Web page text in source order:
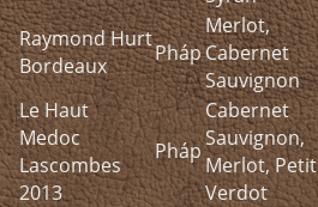
Raymond Hurt
Bordeaux
Pháp
Merlot,
Cabernet
Sauvignon
Le Haut
Medoc
Lascombes
2013
Pháp
Cabernet
Sauvignon,
Merlot, Petit
Verdot